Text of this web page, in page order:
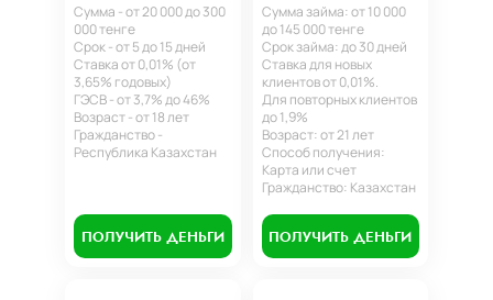
Сумма - от 20 000 до 300
000 тенге
Срок - от 5 до 15 дней
Ставка от 0,01% (от
3,65% годовых)
ГЭСВ - от 3,7% до 46%
Возраст - от 18 лет
Гражданство -
Республика Казахстан
ПОЛУЧИТЬ ДЕНЬГИ
Сумма займа: от 10 000
до 145 000 тенге
Срок займа: до 30 дней
Ставка для новых
клиентов от 0,01%.
Для повторных клиентов
до 1,9%
Возраст: от 21 лет
Способ получения:
Карта или счет
Гражданство: Казахстан
ПОЛУЧИТЬ ДЕНЬГИ